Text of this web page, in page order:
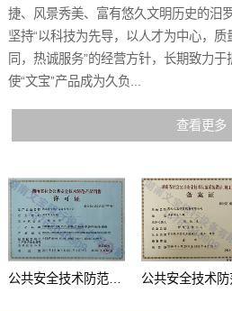
捷、风景秀美、富有悠久文明历史的汨
坚持“以科技为先导，以人才为中心，
同，热诚服务”的经营方针，长期致力于
使“文宝”产品成为久负...
查看更多
公共安全技术防范产品...